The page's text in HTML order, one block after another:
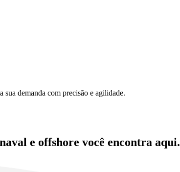
sua demanda com precisão e agilidade.
e offshore você encontra aqui.